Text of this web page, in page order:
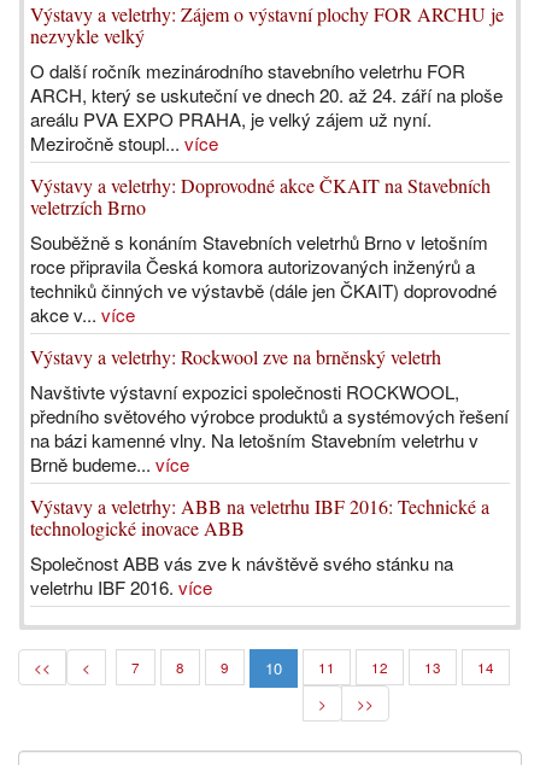
Výstavy a veletrhy: Zájem o výstavní plochy FOR ARCHU je
nezvykle velký
O další ročník mezinárodního stavebního veletrhu FOR
ARCH, který se uskuteční ve dnech 20. až 24. září na ploše
areálu PVA EXPO PRAHA, je velký zájem už nyní.
Meziročně stoupl... více
Výstavy a veletrhy: Doprovodné akce ČKAIT na Stavebních
veletrzích Brno
Souběžně s konáním Stavebních veletrhů Brno v letošním
roce připravila Česká komora autorizovaných inženýrů a
techniků činných ve výstavbě (dále jen ČKAIT) doprovodné
akce v... více
Výstavy a veletrhy: Rockwool zve na brněnský veletrh
Navštivte výstavní expozici společnosti ROCKWOOL,
předního světového výrobce produktů a systémových řešení
na bázi kamenné vlny. Na letošním Stavebním veletrhu v
Brně budeme... více
Výstavy a veletrhy: ABB na veletrhu IBF 2016: Technické a
technologické inovace ABB
Společnost ABB vás zve k návštěvě svého stánku na
veletrhu IBF 2016. více
<< < 7 8 9 10 11 12 13
14
>
>>